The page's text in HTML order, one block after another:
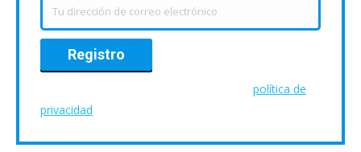
política de
privacidad